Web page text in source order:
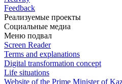
Feedback
Реализуемые проекты
Социальные медиа
Меню подвал
Screen Reader
Terms and explanations
Digital transformation concept
Life situations
Website of the Prime Minister of